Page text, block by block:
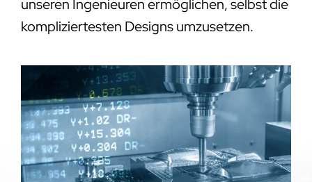
unseren Ingenieuren ermöglichen, selbst die
kompliziertesten Designs umzusetzen.